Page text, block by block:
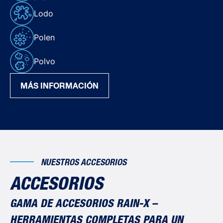
Lodo
Polen
Polvo
MÁS INFORMACIÓN
NUESTROS ACCESORIOS
ACCESORIOS
GAMA DE ACCESORIOS RAIN-X –